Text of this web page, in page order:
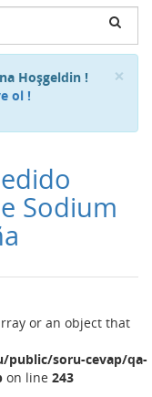
×
Hoşgeldin !
ol !
Sodium
or an object that
public/soru-cevap/qa-
on line 243